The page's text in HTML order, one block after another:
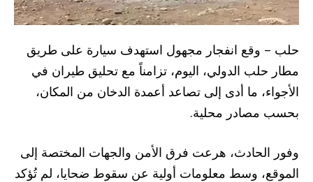
حلب – وقع انفجار مجهول استهدف سيارة على طريق
مطار حلب الدولي، اليوم، تزامناً مع تحليق طيران في
الأجواء، ما أدى إلى تصاعد أعمدة الدخان من المكان،
بحسب مصادر محلية.
وفور الحادث، هرعت فرق الأمن والجهات المختصة إلى
الموقع، وسط معلومات أولية عن سقوط ضحايا، لم تُؤكد